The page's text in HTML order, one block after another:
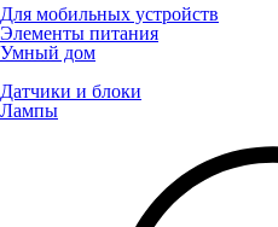
Для мобильных устройств
Элементы питания
Умный дом
Датчики и блоки
Лампы